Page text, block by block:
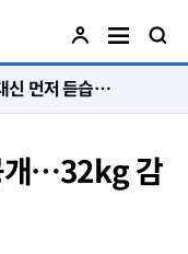
“절대 먼저 말하지 않아요. 대신 먼저 듣습니다”
개…32kg 감